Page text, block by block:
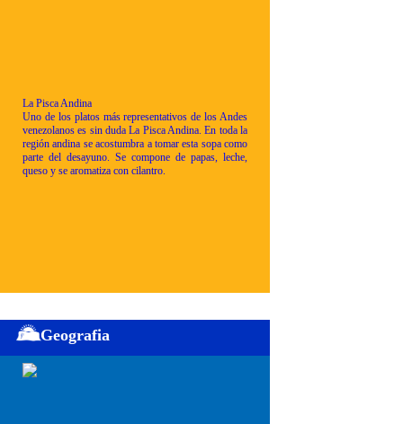
La Pisca Andina
Uno de los platos más representativos de los Andes
venezolanos es sin duda La Pisca Andina. En toda la
región andina se acostumbra a tomar esta sopa como
parte del desayuno. Se compone de papas, leche,
queso y se aromatiza con cilantro.
Geografia